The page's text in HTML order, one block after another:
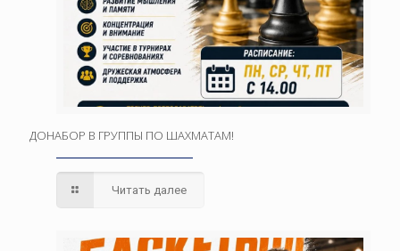
ДОНАБОР В ГРУППЫ ПО ШАХМАТАМ!
Читать далее